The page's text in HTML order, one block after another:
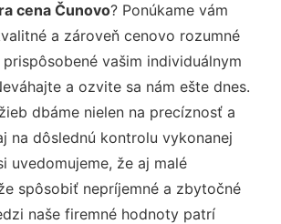
cena Čunovo? Ponúkame vám
a zároveň cenovo rozumné
vašim individuálnym
a ozvite sa nám ešte dnes.
dbáme nielen na precíznosť a
na dôslednú kontrolu vykonanej
uvedomujeme, že aj malé
spôsobiť nepríjemné a zbytočné
naše firemné hodnoty patrí